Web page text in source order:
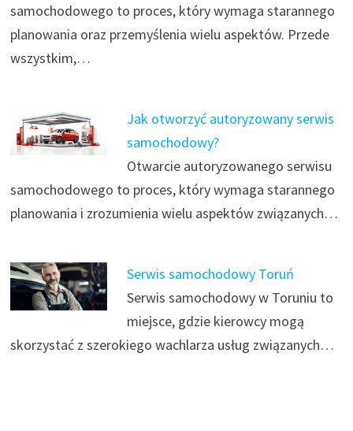
samochodowego to proces, który wymaga starannego
planowania oraz przemyślenia wielu aspektów. Przede
wszystkim,…
Jak otworzyć autoryzowany serwis
samochodowy?
Otwarcie autoryzowanego serwisu
samochodowego to proces, który wymaga starannego
planowania i zrozumienia wielu aspektów związanych…
Serwis samochodowy Toruń
Serwis samochodowy w Toruniu to
miejsce, gdzie kierowcy mogą
skorzystać z szerokiego wachlarza usług związanych…